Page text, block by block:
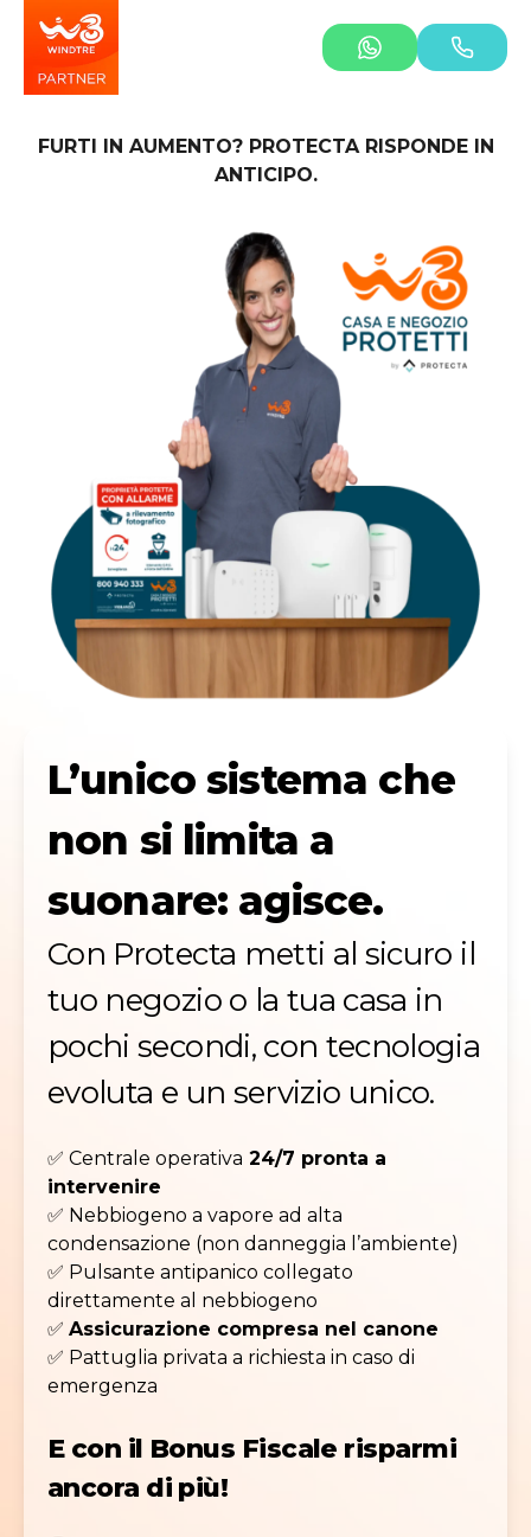
FURTI IN AUMENTO? PROTECTA RISPONDE IN
ANTICIPO.
L’unico sistema che
non si limita a
suonare: agisce.
Con Protecta metti al sicuro il
tuo negozio o la tua casa in
pochi secondi, con tecnologia
evoluta e un servizio unico.
✅ Centrale operativa 24/7 pronta a
intervenire
✅ Nebbiogeno a vapore ad alta
condensazione (non danneggia l’ambiente)
✅ Pulsante antipanico collegato
direttamente al nebbiogeno
✅ Assicurazione compresa nel canone
✅ Pattuglia privata a richiesta in caso di
emergenza
E con il Bonus Fiscale risparmi
ancora di più!